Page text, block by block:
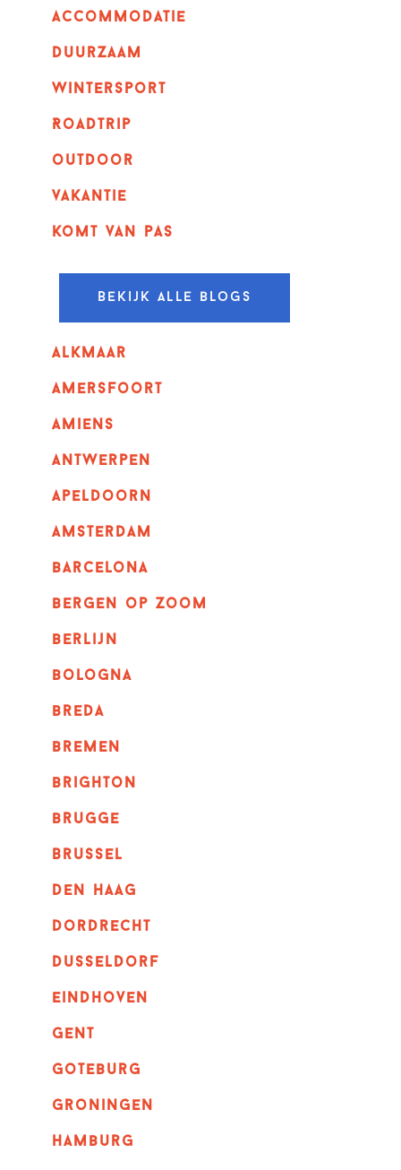
Accommodatie
Duurzaam
wintersport
Roadtrip
outdoor
vakantie
komt van pas
Bekijk alle blogs
alkmaar
amersfoort
amiens
Antwerpen
apeldoorn
Amsterdam
barcelona
bergen op zoom
berlijn
bologna
breda
bremen
brighton
brugge
Brussel
Den haag
dordrecht
dusseldorf
eindhoven
GENT
goteburg
groningen
hamburg